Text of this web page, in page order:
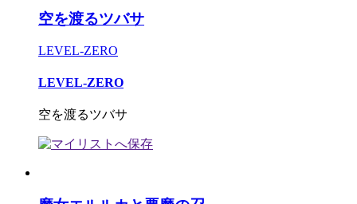
空を渡るツバサ
LEVEL-ZERO
LEVEL-ZERO
空を渡るツバサ